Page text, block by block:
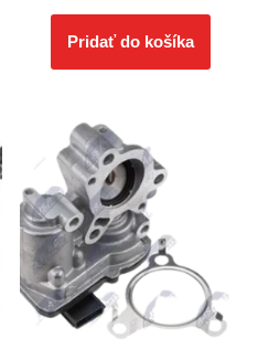
Pridať do košíka